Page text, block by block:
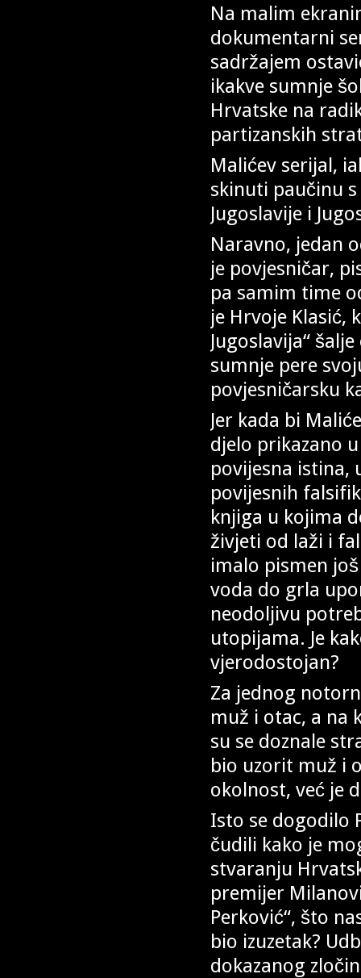
Na malim
dokumentarni
sadržajem
ikakve sumnje
Hrvatske na
partizanskih
Malićev serijal,
skinuti paučinu
Jugoslavije i
Naravno, jedan
je povjesničar,
pa samim time
je Hrvoje Klasić,
Jugoslavija“
sumnje pere
povjesničarsku
Jer kada bi
djelo prikazano
povijesna istina,
povijesnih
knjiga u kojima
živjeti od laži i
imalo pismen
voda do grla
neodoljivu
utopijama. Je
vjerodostojan?
Za jednog
muž i otac, a na
su se doznale
bio uzorit muž i
okolnost, već je
Isto se dogodilo
čudili kako je
stvaranju
premijer
Perković“, što
bio izuzetak?
dokazanog